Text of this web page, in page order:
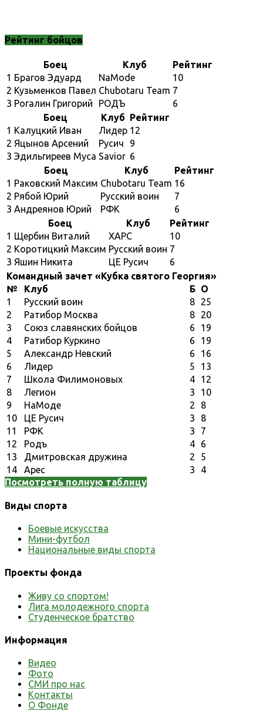
Рейтинг бойцов
Боец Клуб
Рейтинг
1 Брагов Эдуард NaMode
10
2 Кузьменков Павел Chubotaru Team 7
3 Рогалин Григорий РОДЪ
6
Боец
Клуб Рейтинг
1 Калуцкий Иван Лидер 12
2 Яцынов Арсений Русич
9
3 Эдильгиреев Муса Savior 6
Боец
Клуб
Рейтинг
1 Раковский Максим Chubotaru Team 16
2 Рябой Юрий Русский воин
7
3 Андреянов Юрий РФК
6
Боец
Клуб
Рейтинг
1 Щербин Виталий ХАРС
10
2 Коротицкий Максим Русский воин 7
3 Яшин Никита ЦЕ Русич
6
Командный зачет «Кубка святого Георгия»
№
Клуб Б О
1
Русский воин 8
25
2
Ратибор Москва 8
20
3
Союз славянских бойцов 6
19
4
Ратибор Куркино 6
19
5
Александр Невский 6
16
6
Лидер 5
13
7
Школа Филимоновых 4
12
8
Легион 3
10
9
НаМоде 2
8
10
ЦЕ Русич 3
8
11
РФК 3
7
12
Родъ 4
6
13
Дмитровская дружина 2
5
14
Арес 3
4
Посмотреть полную таблицу
Виды спорта
Боевые искусства
Мини-футбол
Национальные виды спорта
Проекты фонда
Живу со спортом!
Лига молодежного спорта
Студенческое братство
Информация
Видео
Фото
СМИ про нас
Контакты
О Фонде